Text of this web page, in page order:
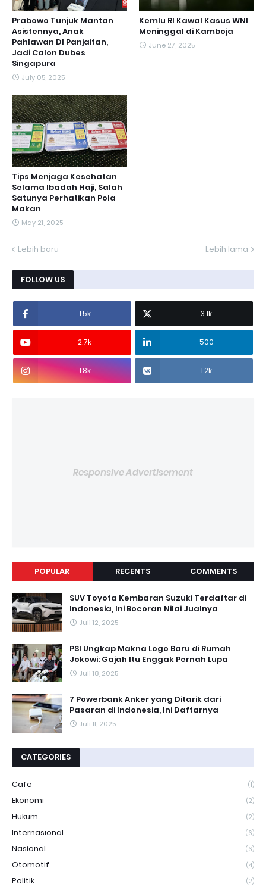
Prabowo Tunjuk Mantan
Asistennya, Anak
Pahlawan DI Panjaitan,
Jadi Calon Dubes
Singapura
July 05, 2025
Kemlu RI Kawal Kasus WNI
Meninggal di Kamboja
June 27, 2025
Tips Menjaga Kesehatan
Selama Ibadah Haji, Salah
Satunya Perhatikan Pola
Makan
May 21, 2025
Lebih baru Lebih lama
FOLLOW US
1.5k 3.1k
2.7k 500
1.8k 1.2k
Responsive Advertisement
POPULAR RECENTS COMMENTS
SUV Toyota Kembaran Suzuki Terdaftar di
Indonesia, Ini Bocoran Nilai Jualnya
Juli 12, 2025
PSI Ungkap Makna Logo Baru di Rumah
Jokowi: Gajah Itu Enggak Pernah Lupa
Juli 18, 2025
7 Powerbank Anker yang Ditarik dari
Pasaran di Indonesia, Ini Daftarnya
Juli 11, 2025
CATEGORIES
Cafe (1)
Ekonomi (2)
Hukum (2)
Internasional (6)
Nasional (6)
Otomotif (4)
Politik (2)